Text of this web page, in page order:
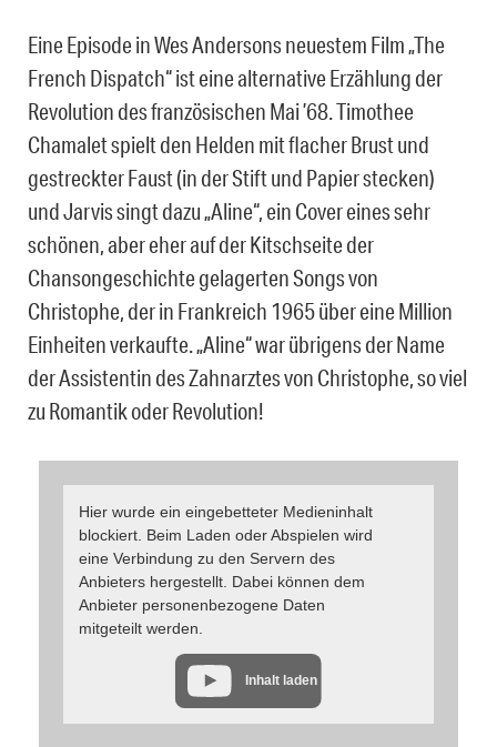
Eine Episode in Wes Andersons neuestem Film „The
French Dispatch“ ist eine alternative Erzählung der
Revolution des französischen Mai ’68. Timothee
Chamalet spielt den Helden mit flacher Brust und
gestreckter Faust (in der Stift und Papier stecken)
und Jarvis singt dazu „Aline“, ein Cover eines sehr
schönen, aber eher auf der Kitschseite der
Chansongeschichte gelagerten Songs von
Christophe, der in Frankreich 1965 über eine Million
Einheiten verkaufte. „Aline“ war übrigens der Name
der Assistentin des Zahnarztes von Christophe, so viel
zu Romantik oder Revolution!
Hier wurde ein eingebetteter Medieninhalt
blockiert. Beim Laden oder Abspielen wird
eine Verbindung zu den Servern des
Anbieters hergestellt. Dabei können dem
Anbieter personenbezogene Daten
mitgeteilt werden.
Inhalt laden